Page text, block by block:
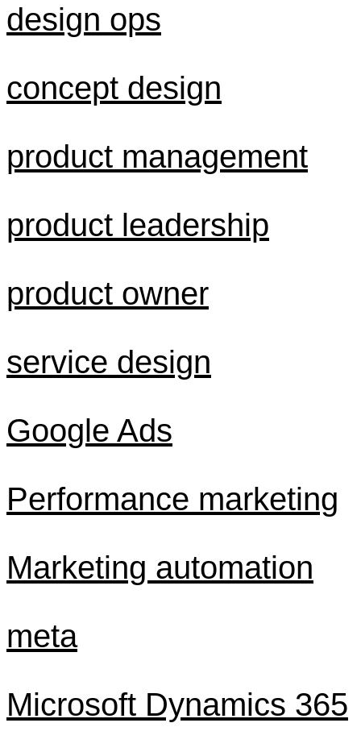
design ops
concept design
product management
product leadership
product owner
service design
Google Ads
Performance marketing
Marketing automation
meta
Microsoft Dynamics 365